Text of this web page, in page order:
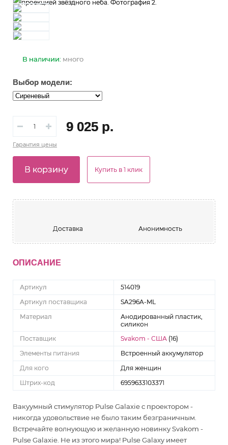
В наличии: много
Выбор модели:
Гарантия цены
9 025 р.
В корзину Купить в 1 клик
Доставка Анонимность
ОПИСАНИЕ
Артикул
514019
Артикул поставщика
SA296A-ML
Материал
Анодированный пластик,
силикон
Поставщик
Svakom - США (16)
Элементы питания
Встроенный аккумулятор
Для кого
Для женщин
Штрих-код
6959633103371
Вакуумный стимулятор Pulse Galaxie с проектором -
никогда удовольствие не было таким безграничным.
Встречайте волнующую и желанную новинку Svakom -
Pulse Galaxie. Не из этого мира! Pulse Galaxy имеет